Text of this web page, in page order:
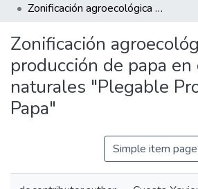
Zonificación agroecológica para la producción de papa en condiciones naturales "Plegable Programa de Papa"
Zonificación
producción de papa
naturales "Plegable
Papa"
Simple item page